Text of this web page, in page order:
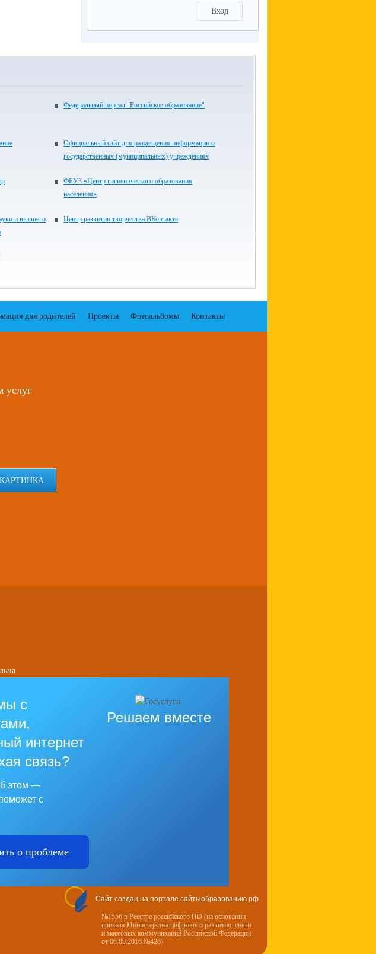
Вход
Федеральный портал "Российское образование"
Официальный сайт для размещения информации о
государственных (муниципальных) учреждениях
ФБУЗ «Центр гигиенического образования
населения»
и высшего
Центр развития творчества ВКонтакте
для родителей Проекты Фотоальбомы Контакты
услуг
Решаем вместе
с
интернет
связь?
этом —
с
о проблеме
Сайт создан на портале сайтыобразованию.рф
№1556 в Реестре российского ПО (на основании
приказа Министерства цифрового развития, связи
и массовых коммуникаций Российской Федерации
от 06.09.2016 №426)